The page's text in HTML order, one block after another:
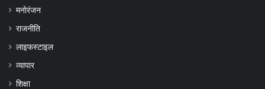
मनोरंजन
राजनीति
लाइफस्टाइल
व्यापार
शिक्षा